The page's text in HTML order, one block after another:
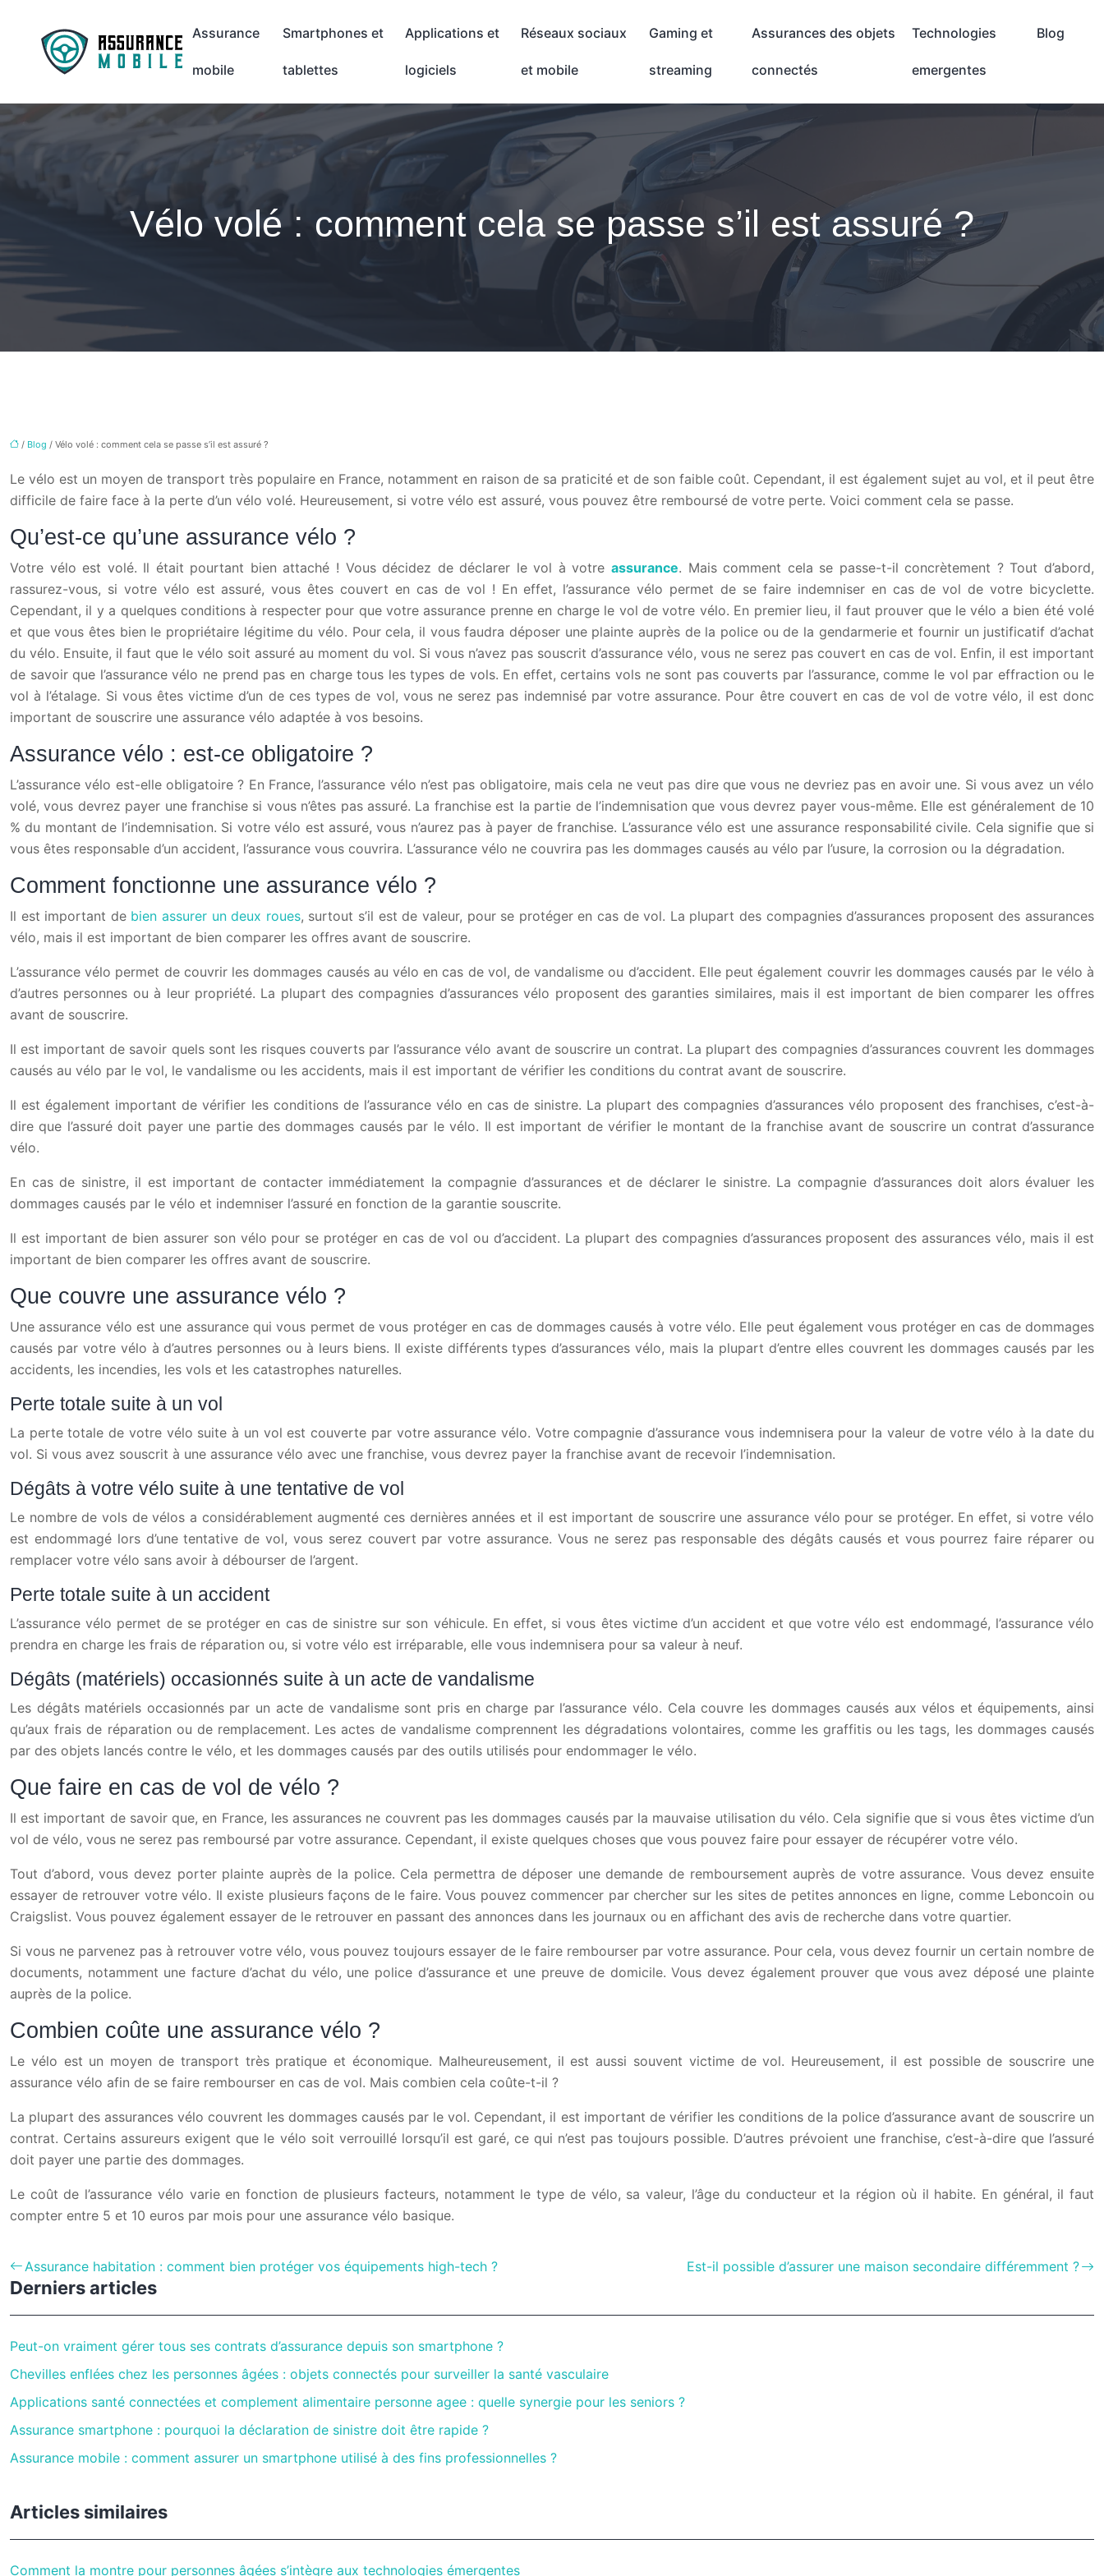
Assurance
mobile
Smartphones et
tablettes
Applications et
logiciels
Réseaux sociaux
et mobile
Gaming et
streaming
Assurances des objets
connectés
Technologies
emergentes
Blog
Vélo volé : comment cela se passe s’il est assuré ?
/ Blog / Vélo volé : comment cela se passe s’il est assuré ?
Le vélo est un moyen de transport très populaire en France, notamment en raison de sa praticité et de son faible coût. Cependant, il est également sujet au vol, et il peut être
difficile de faire face à la perte d’un vélo volé. Heureusement, si votre vélo est assuré, vous pouvez être remboursé de votre perte. Voici comment cela se passe.
Qu’est-ce qu’une assurance vélo ?
Votre vélo est volé. Il était pourtant bien attaché ! Vous décidez de déclarer le vol à votre assurance. Mais comment cela se passe-t-il concrètement ? Tout d’abord,
rassurez-vous, si votre vélo est assuré, vous êtes couvert en cas de vol ! En effet, l’assurance vélo permet de se faire indemniser en cas de vol de votre bicyclette.
Cependant, il y a quelques conditions à respecter pour que votre assurance prenne en charge le vol de votre vélo. En premier lieu, il faut prouver que le vélo a bien été volé
et que vous êtes bien le propriétaire légitime du vélo. Pour cela, il vous faudra déposer une plainte auprès de la police ou de la gendarmerie et fournir un justificatif d’achat
du vélo. Ensuite, il faut que le vélo soit assuré au moment du vol. Si vous n’avez pas souscrit d’assurance vélo, vous ne serez pas couvert en cas de vol. Enfin, il est important
de savoir que l’assurance vélo ne prend pas en charge tous les types de vols. En effet, certains vols ne sont pas couverts par l’assurance, comme le vol par effraction ou le
vol à l’étalage. Si vous êtes victime d’un de ces types de vol, vous ne serez pas indemnisé par votre assurance. Pour être couvert en cas de vol de votre vélo, il est donc
important de souscrire une assurance vélo adaptée à vos besoins.
Assurance vélo : est-ce obligatoire ?
L’assurance vélo est-elle obligatoire ? En France, l’assurance vélo n’est pas obligatoire, mais cela ne veut pas dire que vous ne devriez pas en avoir une. Si vous avez un vélo
volé, vous devrez payer une franchise si vous n’êtes pas assuré. La franchise est la partie de l’indemnisation que vous devrez payer vous-même. Elle est généralement de 10
% du montant de l’indemnisation. Si votre vélo est assuré, vous n’aurez pas à payer de franchise. L’assurance vélo est une assurance responsabilité civile. Cela signifie que si
vous êtes responsable d’un accident, l’assurance vous couvrira. L’assurance vélo ne couvrira pas les dommages causés au vélo par l’usure, la corrosion ou la dégradation.
Comment fonctionne une assurance vélo ?
Il est important de bien assurer un deux roues, surtout s’il est de valeur, pour se protéger en cas de vol. La plupart des compagnies d’assurances proposent des assurances
vélo, mais il est important de bien comparer les offres avant de souscrire.
L’assurance vélo permet de couvrir les dommages causés au vélo en cas de vol, de vandalisme ou d’accident. Elle peut également couvrir les dommages causés par le vélo à
d’autres personnes ou à leur propriété. La plupart des compagnies d’assurances vélo proposent des garanties similaires, mais il est important de bien comparer les offres
avant de souscrire.
Il est important de savoir quels sont les risques couverts par l’assurance vélo avant de souscrire un contrat. La plupart des compagnies d’assurances couvrent les dommages
causés au vélo par le vol, le vandalisme ou les accidents, mais il est important de vérifier les conditions du contrat avant de souscrire.
Il est également important de vérifier les conditions de l’assurance vélo en cas de sinistre. La plupart des compagnies d’assurances vélo proposent des franchises, c’est-à-
dire que l’assuré doit payer une partie des dommages causés par le vélo. Il est important de vérifier le montant de la franchise avant de souscrire un contrat d’assurance
vélo.
En cas de sinistre, il est important de contacter immédiatement la compagnie d’assurances et de déclarer le sinistre. La compagnie d’assurances doit alors évaluer les
dommages causés par le vélo et indemniser l’assuré en fonction de la garantie souscrite.
Il est important de bien assurer son vélo pour se protéger en cas de vol ou d’accident. La plupart des compagnies d’assurances proposent des assurances vélo, mais il est
important de bien comparer les offres avant de souscrire.
Que couvre une assurance vélo ?
Une assurance vélo est une assurance qui vous permet de vous protéger en cas de dommages causés à votre vélo. Elle peut également vous protéger en cas de dommages
causés par votre vélo à d’autres personnes ou à leurs biens. Il existe différents types d’assurances vélo, mais la plupart d’entre elles couvrent les dommages causés par les
accidents, les incendies, les vols et les catastrophes naturelles.
Perte totale suite à un vol
La perte totale de votre vélo suite à un vol est couverte par votre assurance vélo. Votre compagnie d’assurance vous indemnisera pour la valeur de votre vélo à la date du
vol. Si vous avez souscrit à une assurance vélo avec une franchise, vous devrez payer la franchise avant de recevoir l’indemnisation.
Dégâts à votre vélo suite à une tentative de vol
Le nombre de vols de vélos a considérablement augmenté ces dernières années et il est important de souscrire une assurance vélo pour se protéger. En effet, si votre vélo
est endommagé lors d’une tentative de vol, vous serez couvert par votre assurance. Vous ne serez pas responsable des dégâts causés et vous pourrez faire réparer ou
remplacer votre vélo sans avoir à débourser de l’argent.
Perte totale suite à un accident
L’assurance vélo permet de se protéger en cas de sinistre sur son véhicule. En effet, si vous êtes victime d’un accident et que votre vélo est endommagé, l’assurance vélo
prendra en charge les frais de réparation ou, si votre vélo est irréparable, elle vous indemnisera pour sa valeur à neuf.
Dégâts (matériels) occasionnés suite à un acte de vandalisme
Les dégâts matériels occasionnés par un acte de vandalisme sont pris en charge par l’assurance vélo. Cela couvre les dommages causés aux vélos et équipements, ainsi
qu’aux frais de réparation ou de remplacement. Les actes de vandalisme comprennent les dégradations volontaires, comme les graffitis ou les tags, les dommages causés
par des objets lancés contre le vélo, et les dommages causés par des outils utilisés pour endommager le vélo.
Que faire en cas de vol de vélo ?
Il est important de savoir que, en France, les assurances ne couvrent pas les dommages causés par la mauvaise utilisation du vélo. Cela signifie que si vous êtes victime d’un
vol de vélo, vous ne serez pas remboursé par votre assurance. Cependant, il existe quelques choses que vous pouvez faire pour essayer de récupérer votre vélo.
Tout d’abord, vous devez porter plainte auprès de la police. Cela permettra de déposer une demande de remboursement auprès de votre assurance. Vous devez ensuite
essayer de retrouver votre vélo. Il existe plusieurs façons de le faire. Vous pouvez commencer par chercher sur les sites de petites annonces en ligne, comme Leboncoin ou
Craigslist. Vous pouvez également essayer de le retrouver en passant des annonces dans les journaux ou en affichant des avis de recherche dans votre quartier.
Si vous ne parvenez pas à retrouver votre vélo, vous pouvez toujours essayer de le faire rembourser par votre assurance. Pour cela, vous devez fournir un certain nombre de
documents, notamment une facture d’achat du vélo, une police d’assurance et une preuve de domicile. Vous devez également prouver que vous avez déposé une plainte
auprès de la police.
Combien coûte une assurance vélo ?
Le vélo est un moyen de transport très pratique et économique. Malheureusement, il est aussi souvent victime de vol. Heureusement, il est possible de souscrire une
assurance vélo afin de se faire rembourser en cas de vol. Mais combien cela coûte-t-il ?
La plupart des assurances vélo couvrent les dommages causés par le vol. Cependant, il est important de vérifier les conditions de la police d’assurance avant de souscrire un
contrat. Certains assureurs exigent que le vélo soit verrouillé lorsqu’il est garé, ce qui n’est pas toujours possible. D’autres prévoient une franchise, c’est-à-dire que l’assuré
doit payer une partie des dommages.
Le coût de l’assurance vélo varie en fonction de plusieurs facteurs, notamment le type de vélo, sa valeur, l’âge du conducteur et la région où il habite. En général, il faut
compter entre 5 et 10 euros par mois pour une assurance vélo basique.
Assurance habitation : comment bien protéger vos équipements high-tech ? Est-il possible d’assurer une maison secondaire différemment ?
Derniers articles
Peut-on vraiment gérer tous ses contrats d’assurance depuis son smartphone ?
Chevilles enflées chez les personnes âgées : objets connectés pour surveiller la santé vasculaire
Applications santé connectées et complement alimentaire personne agee : quelle synergie pour les seniors ?
Assurance smartphone : pourquoi la déclaration de sinistre doit être rapide ?
Assurance mobile : comment assurer un smartphone utilisé à des fins professionnelles ?
Articles similaires
Comment la montre pour personnes âgées s’intègre aux technologies émergentes